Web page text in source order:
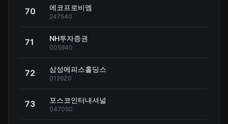
70 에코프로비엠
247540
71 NH투자증권
005940
72 삼성에피스홀딩스
0126Z0
73 포스코인터내셔널
047050